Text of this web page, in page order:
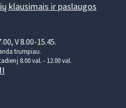
klausimais ir paslaugos
V 8.00-15.45.
trumpiau.
8.00 val. - 12.00 val.